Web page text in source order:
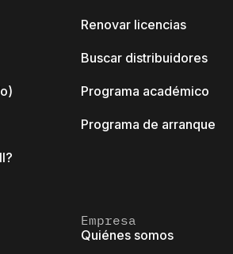
Renovar licencias
Buscar distribuidores
Programa académico
Programa de arranque
Empresa
Quiénes somos